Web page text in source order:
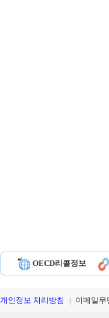
OECD리콜정보
개인정보 처리방침 이메일무